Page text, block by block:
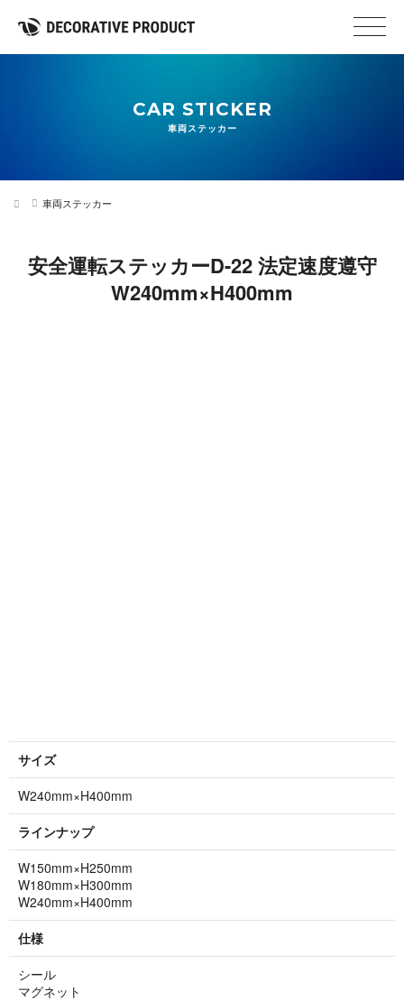
CAR STICKER
車両ステッカー
車両ステッカー
安全運転ステッカーD-22 法定速度遵守
W240mm×H400mm
サイズ
W240mm×H400mm
ラインナップ
W150mm×H250mm
W180mm×H300mm
W240mm×H400mm
仕様
シール
マグネット